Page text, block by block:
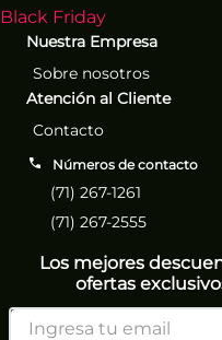
Black Friday
Nuestra Empresa
Sobre nosotros
Atención al Cliente
Contacto
Números de contacto
(71) 267-1261
(71) 267-2555
Los mejores
ofertas